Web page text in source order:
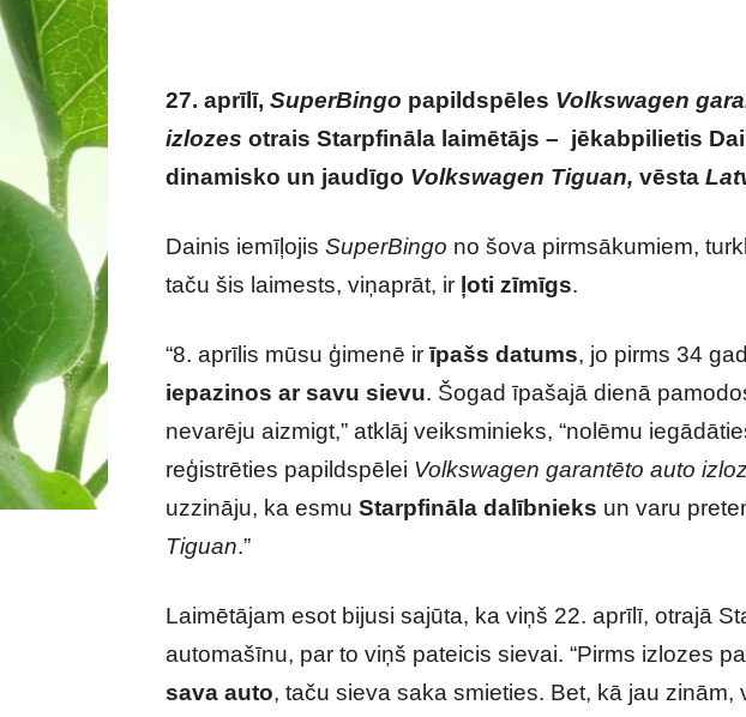
27. aprīlī, SuperBingo papildspēles Volkswagen
izlozes otrais Starpfināla laimētājs – jēkabpilietis
dinamisko un jaudīgo Volkswagen Tiguan, vēsta
Dainis iemīļojis SuperBingo no šova pirmsākumiem,
taču šis laimests, viņaprāt, ir ļoti zīmīgs.
“8. aprīlis mūsu ģimenē irīpašs datums, jo pirms 34
iepazinos ar savu sievu. Šogad īpašajā dienā
nevarēju aizmigt,” atklāj veiksminieks, “nolēmu
reģistrēties papildspēlei Volkswagen garantēto auto
uzzināju, ka esmu Starpfināla dalībnieks un varu
Tiguan.”
Laimētājam esot bijusi sajūta, ka viņš 22. aprīlī, otrajā
automašīnu, par to viņš pateicis sievai. “Pirms izlozes
sava auto, taču sieva saka smieties. Bet, kā jau zinām,